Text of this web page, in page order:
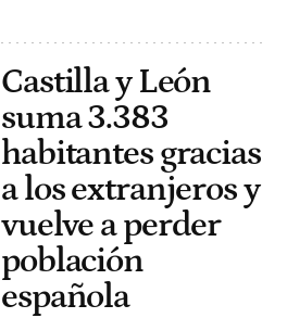
Castilla y León
suma 3.383
habitantes gracias
a los extranjeros y
vuelve a perder
población
española